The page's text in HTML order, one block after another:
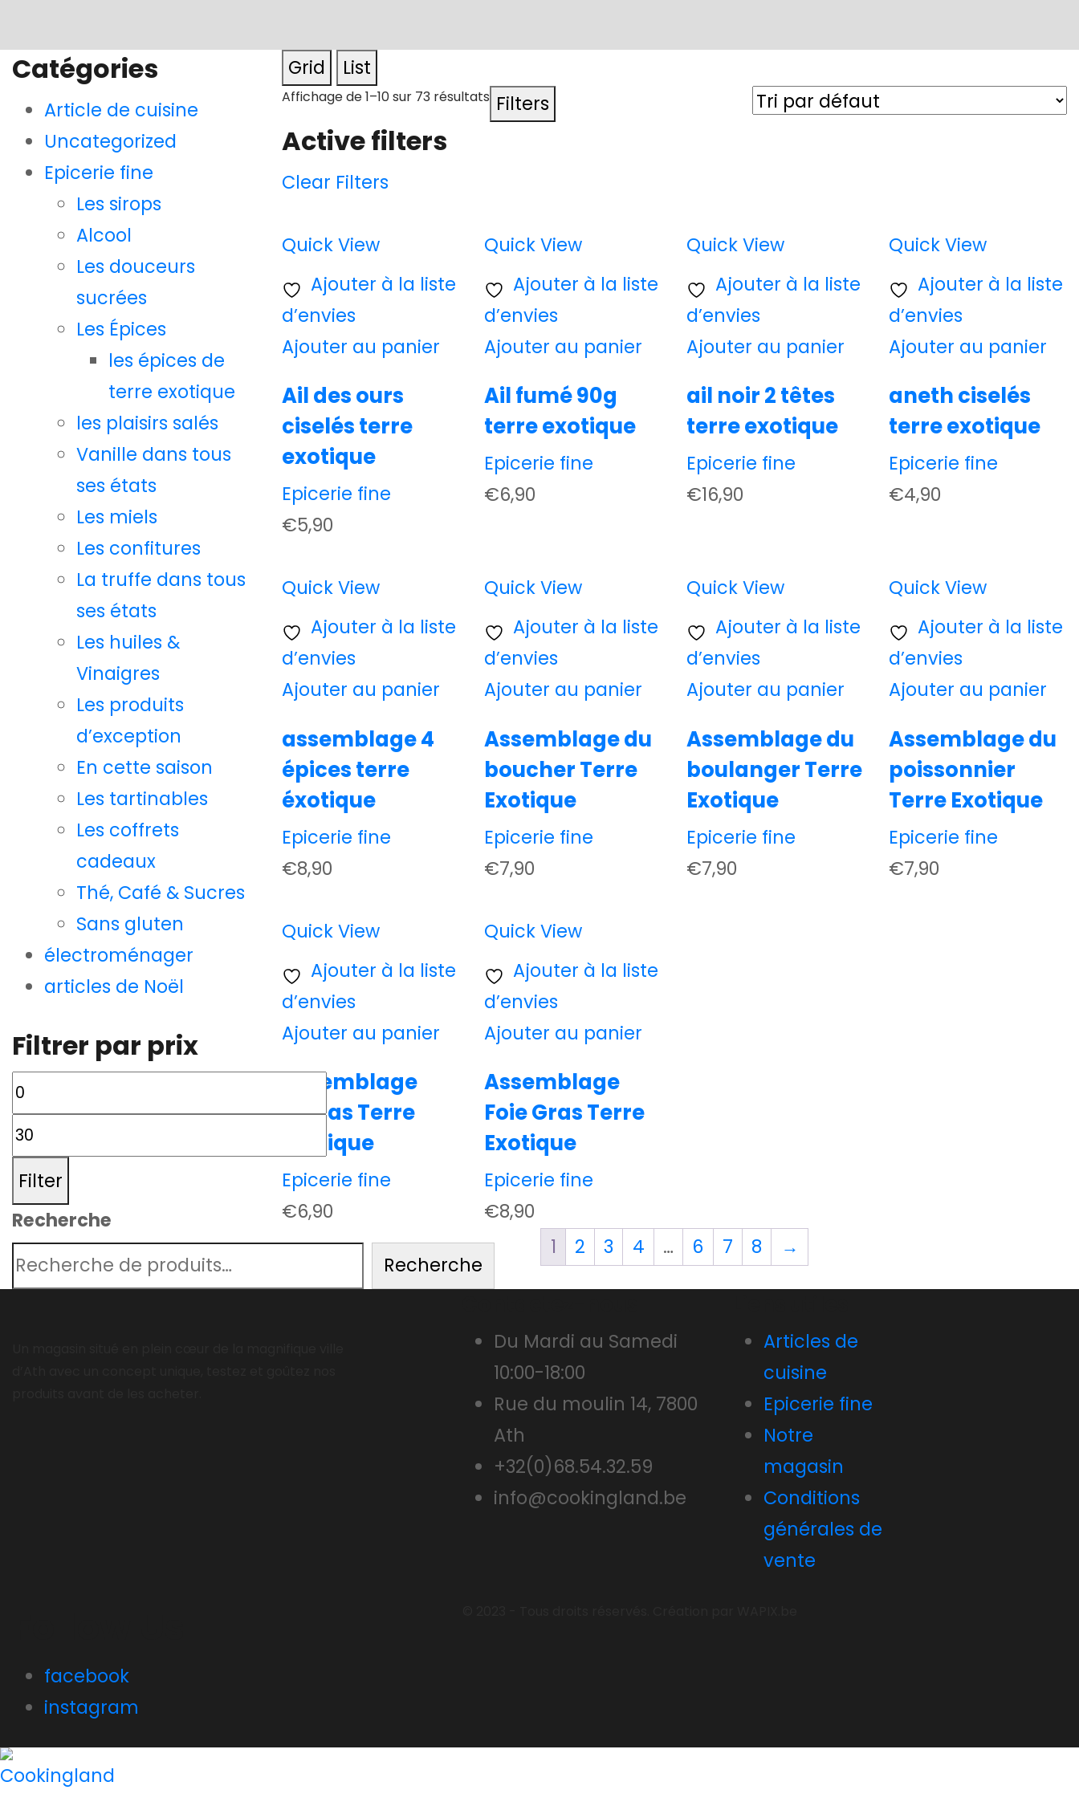
Grid List
Affichage de 1–10 sur 73 résultats Filters
Active filters
Clear Filters
Quick View
Ajouter à la liste
d’envies
Ajouter au panier
Ail des ours
ciselés terre
exotique
Epicerie fine
€5,90
Quick View
Ajouter à la liste
d’envies
Ajouter au panier
Ail fumé 90g
terre exotique
Epicerie fine
€6,90
Quick View
Ajouter à la liste
d’envies
Ajouter au panier
ail noir 2 têtes
terre exotique
Epicerie fine
€16,90
Quick View
Ajouter à la liste
d’envies
Ajouter au panier
aneth ciselés
terre exotique
Epicerie fine
€4,90
Quick View
Ajouter à la liste
d’envies
Ajouter au panier
assemblage 4
épices terre
éxotique
Epicerie fine
€8,90
Quick View
Ajouter à la liste
d’envies
Ajouter au panier
Assemblage du
boucher Terre
Exotique
Epicerie fine
€7,90
Quick View
Ajouter à la liste
d’envies
Ajouter au panier
Assemblage du
boulanger Terre
Exotique
Epicerie fine
€7,90
Quick View
Ajouter à la liste
d’envies
Ajouter au panier
Assemblage du
poissonnier
Terre Exotique
Epicerie fine
€7,90
Quick View
Ajouter à la liste
d’envies
Ajouter au panier
Assemblage
Fajitas Terre
Exotique
Epicerie fine
€6,90
Quick View
Ajouter à la liste
d’envies
Ajouter au panier
Assemblage
Foie Gras Terre
Exotique
Epicerie fine
€8,90
1
2 3 4 … 6 7 8 →
Catégories
Article de cuisine
Uncategorized
Epicerie fine
Les sirops
Alcool
Les douceurs
sucrées
Les Épices
les épices de
terre exotique
les plaisirs salés
Vanille dans tous
ses états
Les miels
Les confitures
La truffe dans tous
ses états
Les huiles &
Vinaigres
Les produits
d’exception
En cette saison
Les tartinables
Les coffrets
cadeaux
Thé, Café & Sucres
Sans gluten
électroménager
articles de Noël
Filtrer par prix
Filter
Recherche
Recherche
Du Mardi au Samedi
10:00-18:00
Rue du moulin 14, 7800
Ath
+32(0)68.54.32.59
info@cookingland.be
Articles de
cuisine
Epicerie fine
Notre
magasin
Conditions
générales de
vente
facebook
instagram